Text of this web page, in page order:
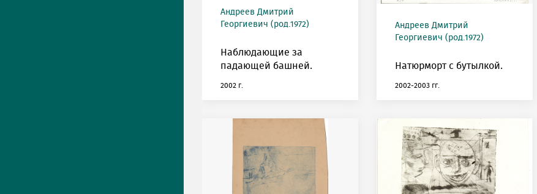
Андреев Дмитрий
Георгиевич (род.1972)
Наблюдающие за
падающей башней.
2002 г.
Андреев Дмитрий
Георгиевич (род.1972)
Натюрморт с бутылкой.
2002-2003 гг.